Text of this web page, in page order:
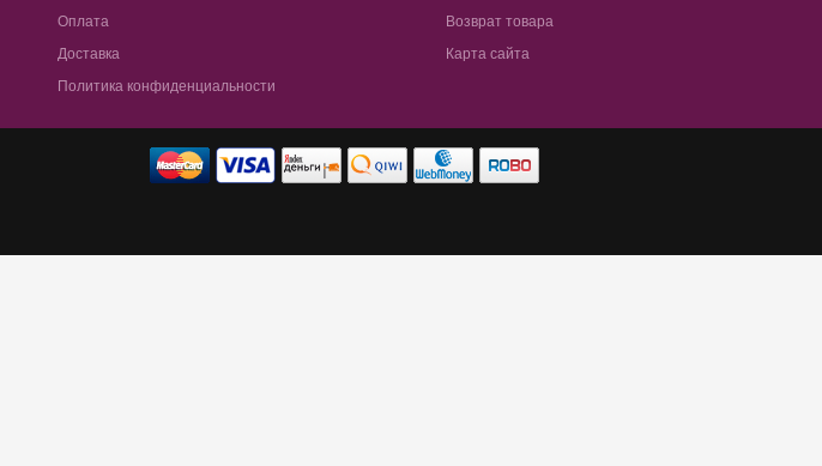
Оплата
Доставка
Политика конфиденциальности
Возврат товара
Карта сайта